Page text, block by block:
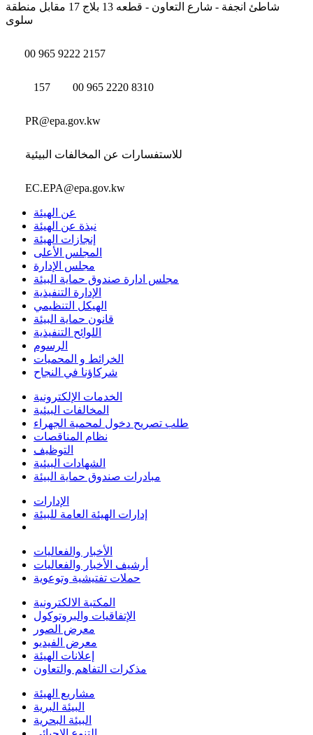
شاطئ انجفة - شارع التعاون - قطعه 13 بلاج 17 مقابل منطقة
سلوى
00 965 9222 2157
157 00 965 2220 8310
PR@epa.gov.kw
للاستفسارات عن المخالفات البيئية
EC.EPA@epa.gov.kw
عن الهيئة
نبذة عن الهيئة
إنجازات الهيئة
المجلس الأعلى
مجلس الإدارة
مجلس ادارة صندوق حماية البيئة
الإدارة التنفيذية
الهيكل التنظيمي
قانون حماية البيئة
اللوائح التنفيذية
الرسوم
الخرائط و المحميات
شركاؤنا في النجاح
الخدمات الإلكترونية
المخالفات البيئية
طلب تصريح دخول لمحمية الجهراء
نظام المناقصات
التوظيف
الشهادات البيئية
مبادرات صندوق حماية البيئة
الإدارات
إدارات الهيئة العامة للبيئة
الأخبار والفعاليات
أرشيف الأخبار والفعاليات
حملات تفتيشية وتوعوية
المكتبة الالكترونية
الإتفاقيات والبروتوكول
معرض الصور
معرض الفيديو
إعلانات الهيئة
مذكرات التفاهم والتعاون
مشاريع الهيئة
البيئة البرية
البيئة البحرية